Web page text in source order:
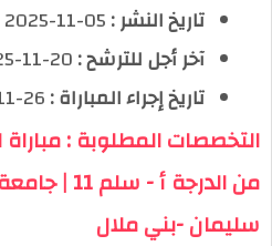
تاريخ النشر :05-11-2025
آخر أجل للترشح :20-11-2025
تاريخ إجراء المباراة :26-11-2025
التخصصات المطلوبة :
من الدرجة أ -
سليمان -بني ملال